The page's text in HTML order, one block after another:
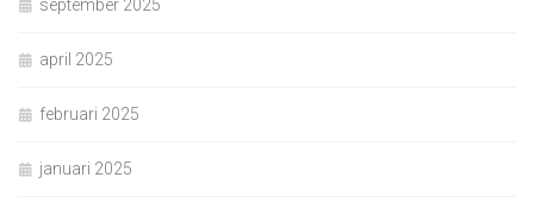
september 2025
april 2025
februari 2025
januari 2025